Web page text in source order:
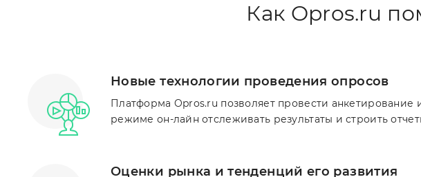
Как Opros.ru
Новые технологии проведения опросов
Платформа Opros.ru позволяет провести анкетирование
режиме он-лайн отслеживать результаты и строить
Оценки рынка и тенденций его развития